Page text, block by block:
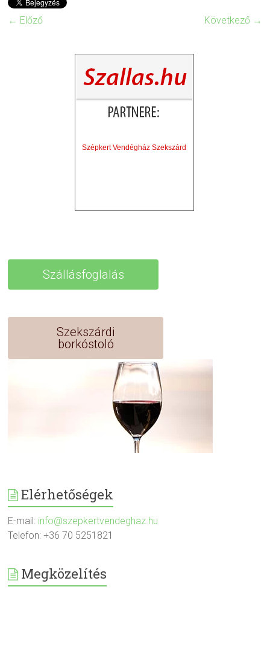
← Előző Következő →
Szépkert Vendégház Szekszárd
Szállásfoglalás
Szekszárdi
borkóstoló
Elérhetőségek
E-mail: info@szepkertvendeghaz.hu
Telefon: +36 70 5251821
Megközelítés